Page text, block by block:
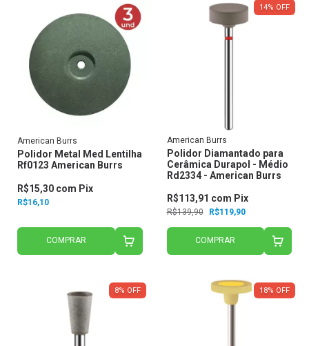
American Burrs
Polidor Metal Med Lentilha
Rf0123 American Burrs
R$16,10
R$15,30 com Pix
COMPRAR
14% OFF
American Burrs
Polidor Diamantado para
Cerâmica Durapol - Médio
Rd2334 - American Burrs
R$139,90 R$119,90
R$113,91 com Pix
COMPRAR
8% OFF 18% OFF